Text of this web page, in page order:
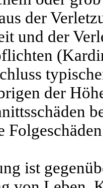
der
und der
der
ist